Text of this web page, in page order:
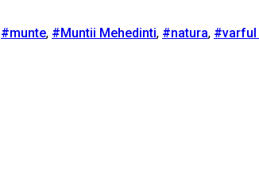
#munte, #Muntii Mehedinti, #natura, #varful